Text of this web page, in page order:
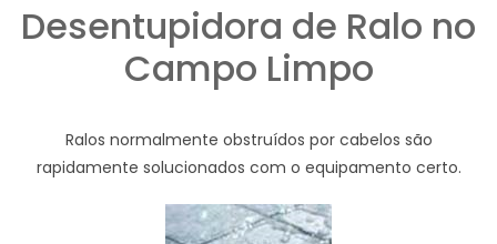
Desentupidora de Ralo no
Campo Limpo
Ralos normalmente obstruídos por cabelos são
rapidamente solucionados com o equipamento certo.